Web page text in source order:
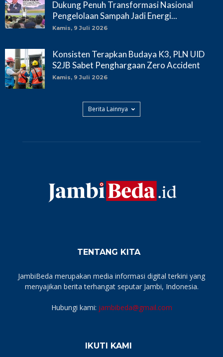
Dukung Penuh Transformasi Nasional
Pengelolaan Sampah Jadi Energi...
Kamis, 9 Juli 2026
Konsisten Terapkan Budaya K3, PLN UID
S2JB Sabet Penghargaan Zero Accident
Kamis, 9 Juli 2026
Berita Lainnya
TENTANG KITA
JambiBeda merupakan media informasi digital terkini yang
menyajikan berita terhangat seputar Jambi, Indonesia.
Hubungi kami: jambibeda@gmail.com
IKUTI KAMI